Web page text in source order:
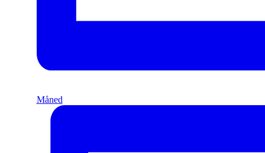
Måned